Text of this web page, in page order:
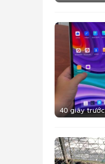
40 giây trước